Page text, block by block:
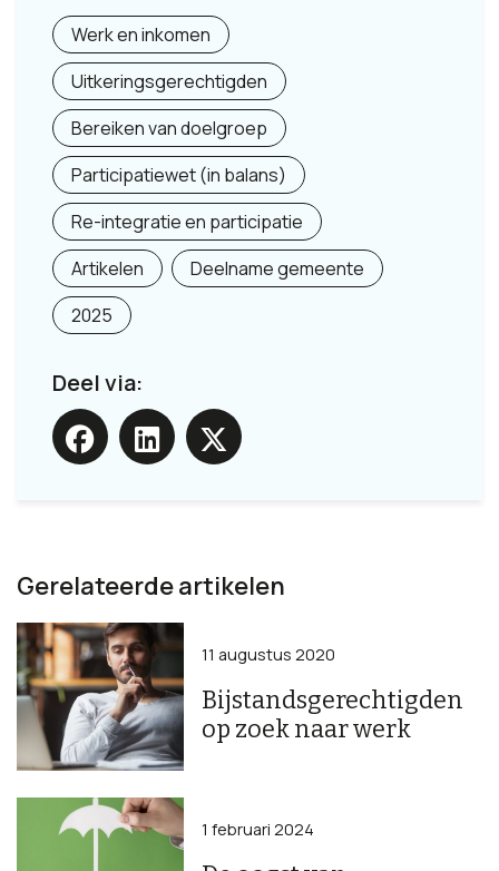
Werk en inkomen
Uitkeringsgerechtigden
Bereiken van doelgroep
Participatiewet (in balans)
Re-integratie en participatie
Artikelen
Deelname gemeente
2025
Deel via:
Gerelateerde artikelen
Bijstandsgerechtigden
op zoek naar werk
11 augustus 2020
1 februari 2024